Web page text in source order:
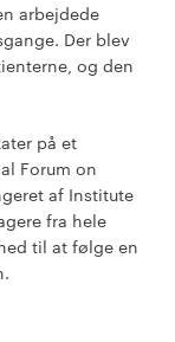
arbejdede
Der blev
og den
på et
Forum on
af Institute
fra hele
til at følge en